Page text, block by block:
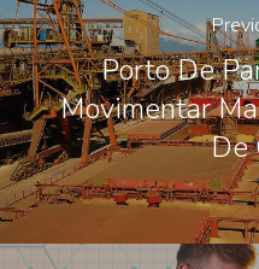
Porto De
Movimentar
De